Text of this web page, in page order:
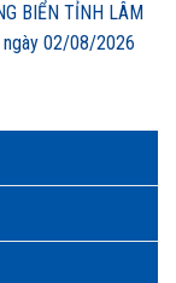
BIỂN TỈNH LÂM
02/08/2026